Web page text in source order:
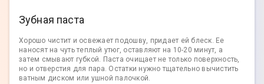
Зубная паста
Хорошо чистит и освежает подошву, придает ей блеск. Ее
наносят на чуть теплый утюг, оставляют на 10-20 минут, а
затем смывают губкой. Паста очищает не только поверхность,
но и отверстия для пара. Остатки нужно тщательно вычистить
ватным диском или ушной палочкой.